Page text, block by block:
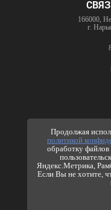
Продолжая
политикой
обработку
Яндекс.Метрика,
Если Вы не хотите,
166000,
г.
ПО